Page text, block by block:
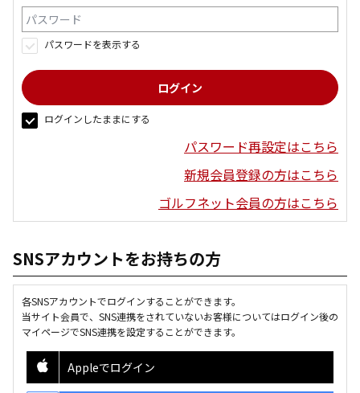
パスワードを表示する
ログインしたままにする
パスワード再設定はこちら
新規会員登録の方はこちら
ゴルフネット会員の方はこちら
SNSアカウントをお持ちの方
各SNSアカウントでログインすることができます。
当サイト会員で、SNS連携をされていないお客様についてはログイン後の
マイページでSNS連携を設定することができます。
Appleでログイン